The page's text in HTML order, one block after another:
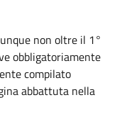
non oltre il 1°
obbligatoriamente
compilato
abbattuta nella